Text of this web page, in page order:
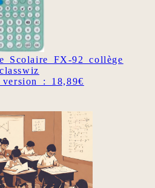
Scolaire FX-92 collège
classwiz
: 18,89€